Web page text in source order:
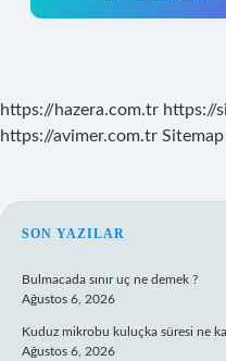
https://hazera.com.tr https://
https://avimer.com.tr Sitemap
SIDEBAR
SON YAZILAR
Bulmacada sınır uç ne demek ?
Ağustos 6, 2026
Kuduz mikrobu kuluçka süresi ne
Ağustos 6, 2026